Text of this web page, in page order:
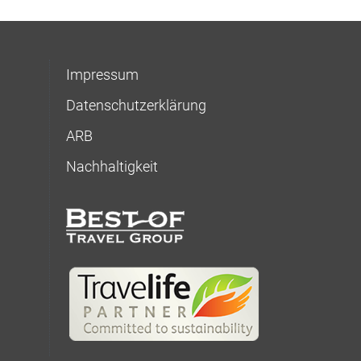
Impressum
Datenschutzerklärung
ARB
Nachhaltigkeit